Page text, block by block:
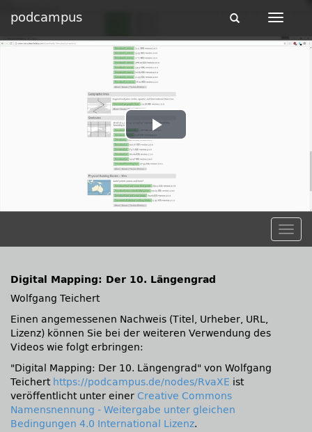
podcampus
Toggle
Toggle
Play
Video
Digital Mapping: Der 10. Längengrad
Wolfgang Teichert
Einen angemessenen Nachweis (Titel, Urheber, URL,
Lizenz) können Sie bei der weiteren Verwendung des
Videos wie folgt erbringen:
Digital Mapping: Der 10. Längengrad
von Wolfgang
Teichert https://podcampus.de/nodes/RvaXE ist
veröffentlicht unter einer Creative Commons
Namensnennung - Weitergabe unter gleichen
Bedingungen 4.0 International Lizenz.